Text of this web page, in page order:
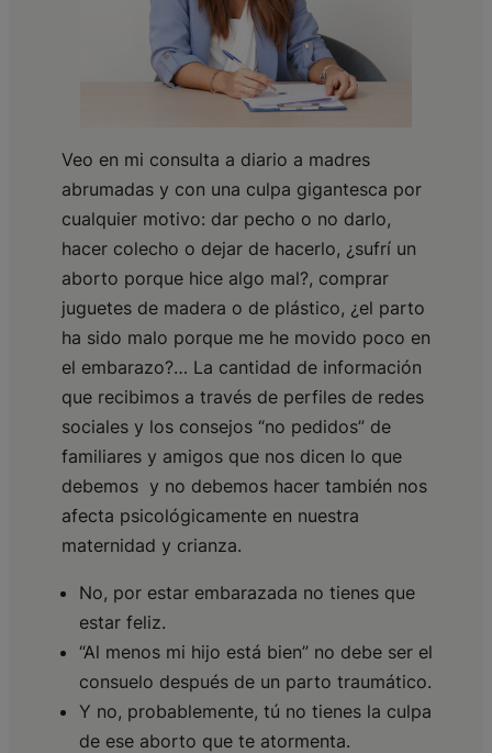
Veo en mi consulta a diario a madres
abrumadas y con una culpa gigantesca por
cualquier motivo: dar pecho o no darlo,
hacer colecho o dejar de hacerlo, ¿sufrí un
aborto porque hice algo mal?, comprar
juguetes de madera o de plástico, ¿el parto
ha sido malo porque me he movido poco en
el embarazo?… La cantidad de información
que recibimos a través de perfiles de redes
sociales y los consejos “no pedidos” de
familiares y amigos que nos dicen lo que
debemos y no debemos hacer también nos
afecta psicológicamente en nuestra
maternidad y crianza.
No, por estar embarazada no tienes que
estar feliz.
“Al menos mi hijo está bien” no debe ser el
consuelo después de un parto traumático.
Y no, probablemente, tú no tienes la culpa
de ese aborto que te atormenta.